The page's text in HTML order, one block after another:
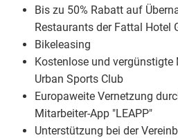
Bis zu 50% Rabatt auf
Restaurants der Fattal Hotel
Bikeleasing
Kostenlose und
Urban Sports Club
Europaweite Vernetzung
Mitarbeiter-App "LEAPP"
Unterstützung bei der